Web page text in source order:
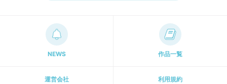
NEWS 作品一覧
運営会社 利用規約